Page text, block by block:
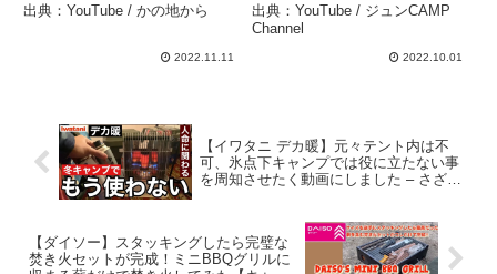
HOMESTEAD」設営＆撤
変更もこれでOK！ – かの
出典：YouTube / かの地から
2022.11.11
ンプ場】 – ジュンCAMP
Channel
出典：YouTube / ジュンCAMP
Channel
2022.10.01
【イワタニ デカ暖】元々テント内は不
可、氷点下キャンプでは役に立たない事
を周知させたく動画にしました – さざな
【ダイソー】スタッキングしたら完璧な
焚き火セットが完成！ミニBBQグリルに